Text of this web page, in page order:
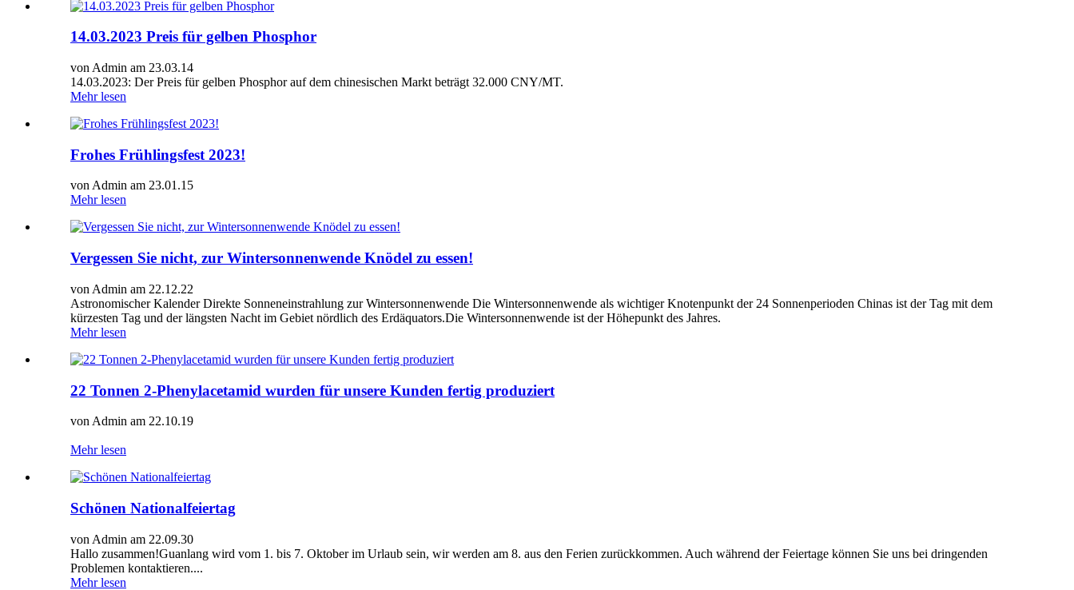
14.03.2023 Preis für gelben Phosphor
von Admin am 23.03.14
14.03.2023: Der Preis für gelben Phosphor auf dem chinesischen Markt beträgt 32.000 CNY/MT.
Mehr lesen
Frohes Frühlingsfest 2023!
von Admin am 23.01.15
Mehr lesen
Vergessen Sie nicht, zur Wintersonnenwende Knödel zu essen!
von Admin am 22.12.22
Astronomischer Kalender Direkte Sonneneinstrahlung zur Wintersonnenwende Die Wintersonnenwende als wichtiger Knotenpunkt der 24 Sonnenperioden Chinas ist der Tag mit dem
kürzesten Tag und der längsten Nacht im Gebiet nördlich des Erdäquators.Die Wintersonnenwende ist der Höhepunkt des Jahres.
Mehr lesen
22 Tonnen 2-Phenylacetamid wurden für unsere Kunden fertig produziert
von Admin am 22.10.19
Mehr lesen
Schönen Nationalfeiertag
von Admin am 22.09.30
Hallo zusammen!Guanlang wird vom 1. bis 7. Oktober im Urlaub sein, wir werden am 8. aus den Ferien zurückkommen. Auch während der Feiertage können Sie uns bei dringenden
Problemen kontaktieren....
Mehr lesen